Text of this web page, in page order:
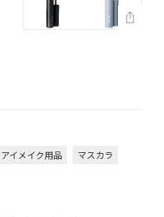
アイメイク用品
マスカラ